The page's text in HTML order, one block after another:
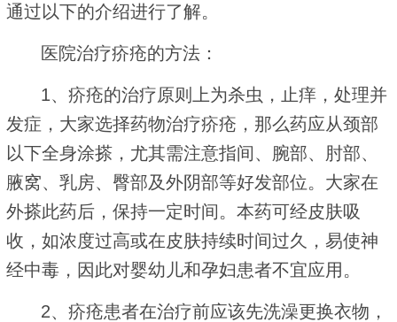
通过以下的介绍进行了解。
医院治疗疥疮的方法：
1、疥疮的治疗原则上为杀虫，止痒，处理并
发症，大家选择药物治疗疥疮，那么药应从颈部
以下全身涂搽，尤其需注意指间、腕部、肘部、
腋窝、乳房、臀部及外阴部等好发部位。大家在
外搽此药后，保持一定时间。本药可经皮肤吸
收，如浓度过高或在皮肤持续时间过久，易使神
经中毒，因此对婴幼儿和孕妇患者不宜应用。
2、疥疮患者在治疗前应该先洗澡更换衣物，